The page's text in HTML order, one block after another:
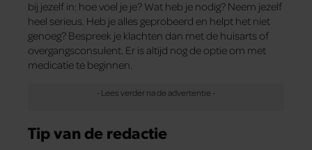
bij jezelf in: hoe voel je je? Wat heb je nodig? Neem jezelf
heel serieus. Heb je alles geprobeerd en helpt het niet
genoeg? Bespreek je klachten dan met de huisarts of
overgangsconsulent. Er is altijd nog de optie om met
medicatie te beginnen.
Tip van de redactie